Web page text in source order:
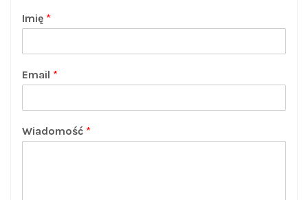
Imię *
Email *
Wiadomość *